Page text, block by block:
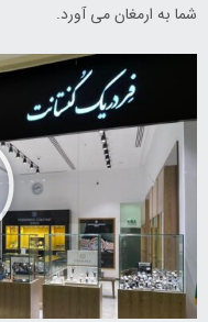
شما به ارمغان می آورد.